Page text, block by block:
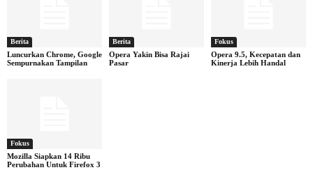
Berita
Luncurkan Chrome, Google
Sempurnakan Tampilan
Berita
Opera Yakin Bisa Rajai
Pasar
Fokus
Opera 9.5, Kecepatan dan
Kinerja Lebih Handal
Fokus
Mozilla Siapkan 14 Ribu
Perubahan Untuk Firefox 3